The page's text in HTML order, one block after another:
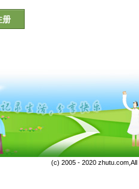
册
(c) 2005 - 2020